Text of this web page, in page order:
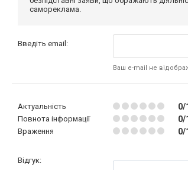
самореклама.
Введіть email:
Ваш e-mail не
Актуальність 0/
Повнота інформації 0/
Враження 0/
Відгук: